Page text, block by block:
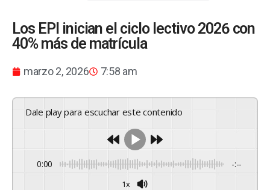
Los EPI inician el ciclo lectivo 2026 con
40% más de matrícula
marzo 2, 2026 7:58 am
Dale play para escuchar este contenido
0:00 -:--
1x